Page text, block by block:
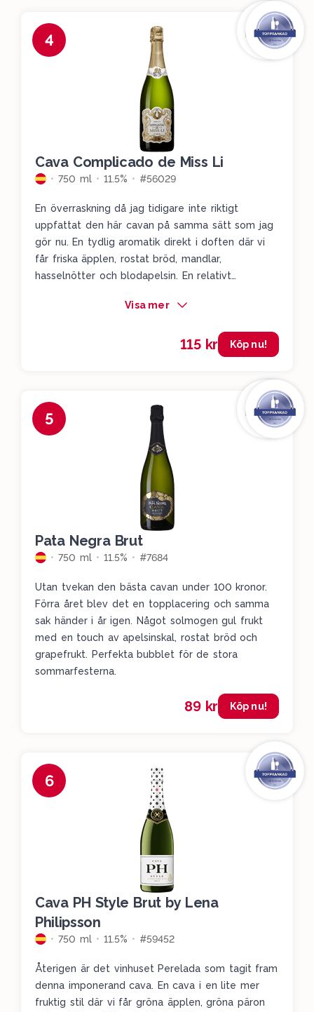
4
Cava Complicado de Miss Li
750 ml 11.5% #56029
En överraskning då jag tidigare inte riktigt
uppfattat den här cavan på samma sätt som jag
gör nu. En tydlig aromatik direkt i doften där vi
får friska äpplen, rostat bröd, mandlar,
hasselnötter och blodapelsin. En relativt
frukten och ger oss ett riktigt fint avslut.
Visa mer
115 kr Köp nu!
5
Pata Negra Brut
750 ml 11.5% #7684
Utan tvekan den bästa cavan under 100 kronor.
Förra året blev det en topplacering och samma
sak händer i år igen. Något solmogen gul frukt
med en touch av apelsinskal, rostat bröd och
grapefrukt. Perfekta bubblet för de stora
sommarfesterna.
89 kr Köp nu!
6
Cava PH Style Brut by Lena
Philipsson
750 ml 11.5% #59452
Återigen är det vinhuset Perelada som tagit fram
denna imponerand cava. En cava i en lite mer
fruktig stil där vi får gröna äpplen, gröna päron